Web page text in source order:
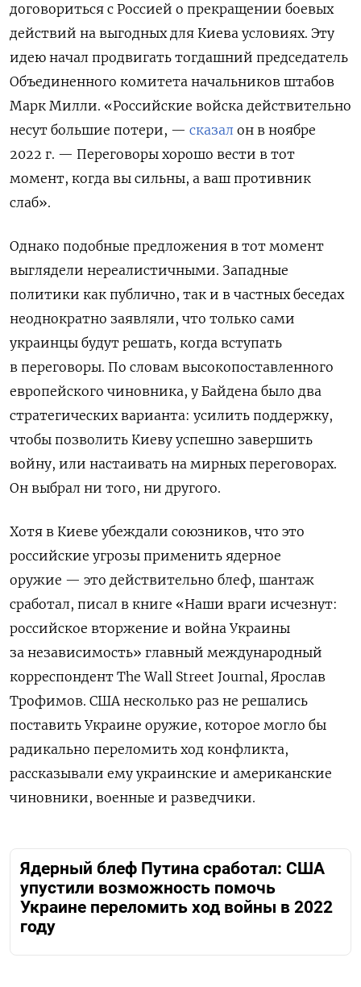
договориться с Россией о прекращении боевых
действий на выгодных для Киева условиях. Эту
идею начал продвигать тогдашний председатель
Объединенного комитета начальников штабов
Марк Милли. «Российские войска действительно
несут большие потери, — сказал он в ноябре
2022 г. — Переговоры хорошо вести в тот
момент, когда вы сильны, а ваш противник
слаб».
Однако подобные предложения в тот момент
выглядели нереалистичными. Западные
политики как публично, так и в частных беседах
неоднократно заявляли, что только сами
украинцы будут решать, когда вступать
в переговоры. По словам высокопоставленного
европейского чиновника, у Байдена было два
стратегических варианта: усилить поддержку,
чтобы позволить Киеву успешно завершить
войну, или настаивать на мирных переговорах.
Он выбрал ни того, ни другого.
Хотя в Киеве убеждали союзников, что это
российские угрозы применить ядерное
оружие — это действительно блеф, шантаж
сработал, писал в книге «Наши враги исчезнут:
российское вторжение и война Украины
за независимость» главный международный
корреспондент The Wall Street Journal, Ярослав
Трофимов. США несколько раз не решались
поставить Украине оружие, которое могло бы
радикально переломить ход конфликта,
рассказывали ему украинские и американские
чиновники, военные и разведчики.
Ядерный блеф Путина сработал: США
упустили возможность помочь
Украине переломить ход войны в 2022
году